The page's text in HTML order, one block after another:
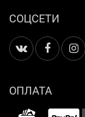
СОЦСЕТИ
ОПЛАТА